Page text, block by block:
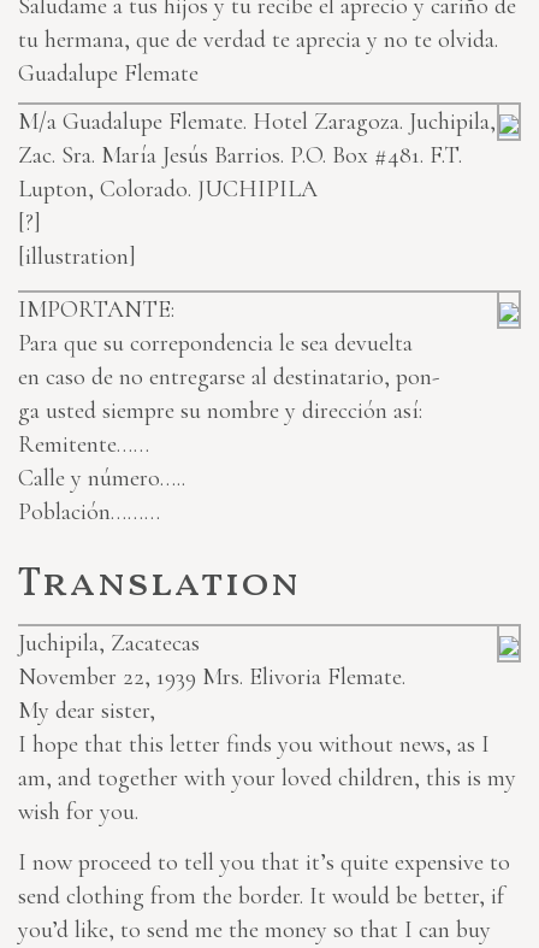
Saludame a tus hijos y tu recibe el aprecio y cariño de
tu hermana, que de verdad te aprecia y no te olvida.
Guadalupe Flemate
M/a Guadalupe Flemate. Hotel Zaragoza. Juchipila,
Zac. Sra. María Jesús Barrios. P.O. Box #481. F.T.
Lupton, Colorado. JUCHIPILA
[?]
[illustration]
IMPORTANTE:
Para que su correpondencia le sea devuelta
en caso de no entregarse al destinatario, pon-
ga usted siempre su nombre y dirección así:
Remitente……
Calle y número…..
Población………
Translation
Juchipila, Zacatecas
November 22, 1939 Mrs. Elivoria Flemate.
My dear sister,
I hope that this letter finds you without news, as I
am, and together with your loved children, this is my
wish for you.
I now proceed to tell you that it’s quite expensive to
send clothing from the border. It would be better, if
you’d like, to send me the money so that I can buy